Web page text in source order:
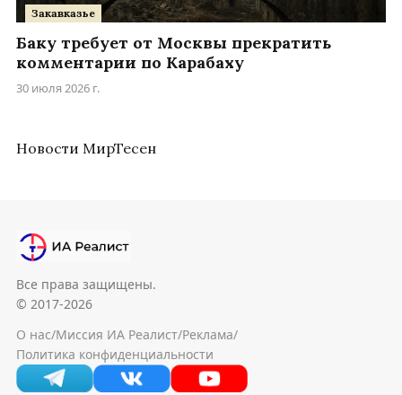
Закавказье
Баку требует от Москвы прекратить
комментарии по Карабаху
30 июля 2026 г.
Новости МирТесен
Все права защищены.
© 2017-2026
О нас/Миссия ИА Реалист/Реклама/
Политика конфиденциальности